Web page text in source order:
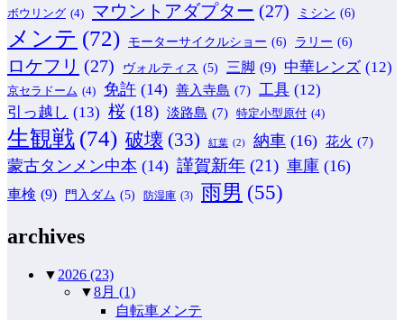
ボウリング (4) マウントアダプター (27) ミシン (6)
メンテ (72) モーターサイクルショー (6) ラリー (6)
ロケフリ (27) ヴォルティス (5) 三脚 (9) 中華レンズ (12)
京セラドーム (4) 免許 (14) 善入寺島 (7) 工具 (12)
引っ越し (13) 桜 (18) 淡路島 (7) 特定小型原付 (4)
生観戦 (74) 破壊 (33) 紅葉 (2) 納車 (16) 花火 (7)
蒙古タンメン中本 (14) 謹賀新年 (21) 車庫 (16)
車検 (9) 門入ダム (5) 防湿庫 (3) 雨男 (55)
archives
▼ 2026 (23)
▼8月 (1)
自転車メンテ